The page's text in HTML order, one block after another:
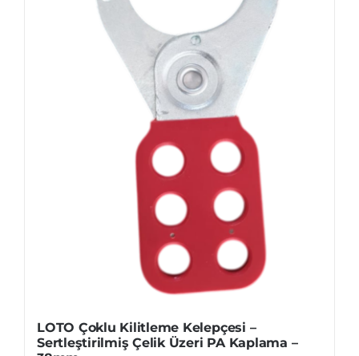
ürün
sayfasından
seçilebilir
LOTO Çoklu Kilitleme Kelepçesi –
Sertleştirilmiş Çelik Üzeri PA Kaplama –